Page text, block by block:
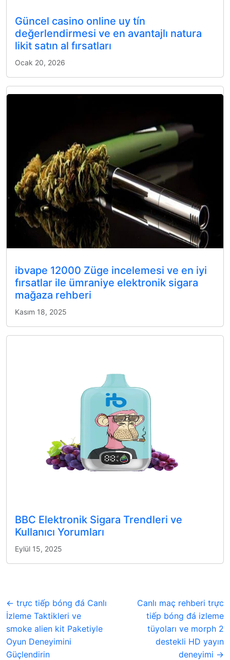
Güncel casino online uy tín
değerlendirmesi ve en avantajlı natura
likit satın al fırsatları
Ocak 20, 2026
ibvape 12000 Züge incelemesi ve en iyi
fırsatlar ile ümraniye elektronik sigara
mağaza rehberi
Kasım 18, 2025
BBC Elektronik Sigara Trendleri ve
Kullanıcı Yorumları
Eylül 15, 2025
← trực tiếp bóng đá Canlı
İzleme Taktikleri ve
smoke alien kit Paketiyle
Oyun Deneyimini
Güçlendirin
Canlı maç rehberi trực
tiếp bóng đá izleme
tüyoları ve morph 2
destekli HD yayın
deneyimi →